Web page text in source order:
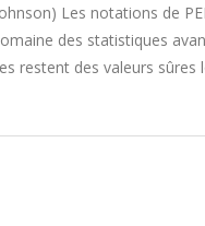
Les notations de
des statistiques
restent des valeurs sûres